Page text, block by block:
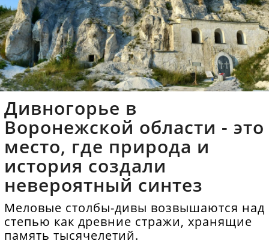
Дивногорье в
Воронежской области - это
место, где природа и
история создали
невероятный синтез
Меловые столбы-дивы возвышаются над
степью как древние стражи, хранящие
память тысячелетий.